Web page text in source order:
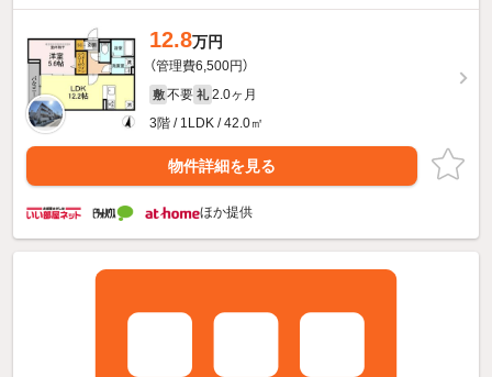
12.8万円
（管理費6,500円）
敷 不要 礼 2.0ヶ月
3階 / 1LDK / 42.0㎡
物件詳細を見る
ほか提供